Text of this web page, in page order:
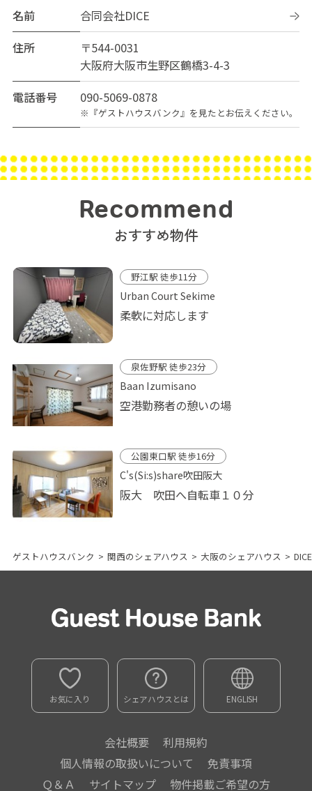
名前
合同会社DICE
住所
〒544-0031
大阪府大阪市生野区鶴橋3-4-3
電話番号
090-5069-0878
※『ゲストハウスバンク』を見たとお伝えください。
Recommend
おすすめ物件
野江駅 徒歩11分
Urban Court Sekime
柔軟に対応します
泉佐野駅 徒歩23分
Baan Izumisano
空港勤務者の憩いの場
公園東口駅 徒歩16分
C's(Si:s)share吹田阪大
阪大 吹田へ自転車１０分
ゲストハウスバンク > 関西のシェアハウス > 大阪のシェアハウス >
お気に入り シェアハウスとは ENGLISH
会社概要
利用規約
個人情報の取扱いについて
免責事項
Ｑ＆Ａ
サイトマップ 物件掲載ご希望の方